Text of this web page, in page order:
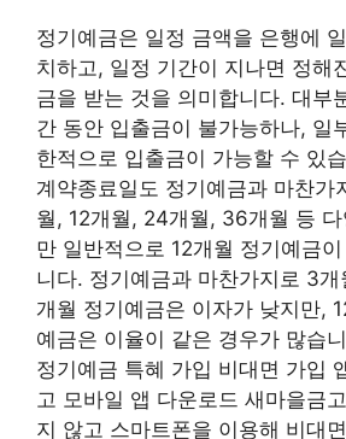
정기예금은 일정 금액을 은행에
치하고, 일정 기간이 지나면 정해
금을 받는 것을 의미합니다. 대부
간 동안 입출금이 불가능하나, 일
한적으로 입출금이 가능할 수 있
계약종료일도 정기예금과 마찬가
월, 12개월, 24개월, 36개월 등 다
만 일반적으로 12개월 정기예금
니다. 정기예금과 마찬가지로 3
개월 정기예금은 이자가 낮지만,
예금은 이율이 같은 경우가 많습
정기예금 특혜 가입 비대면 가입
고 모바일 앱 다운로드 새마을금
지 않고 스마트폰을 이용해 비대